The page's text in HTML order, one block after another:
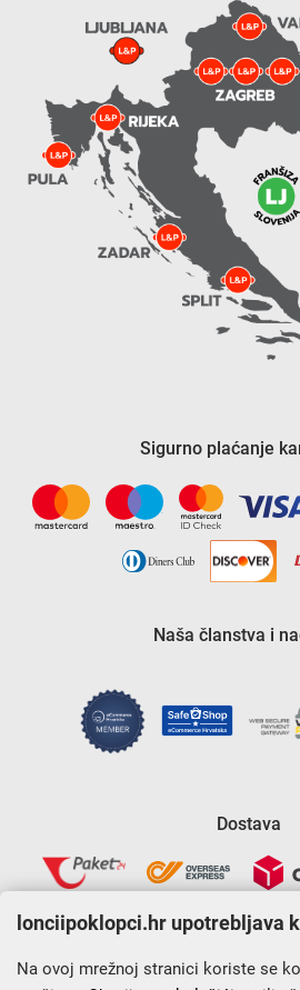
Sigurno plaćanje
Naša članstva i
Dostava
lonciipoklopci.hr upotrebljava
Na ovoj mrežnoj stranici koriste se